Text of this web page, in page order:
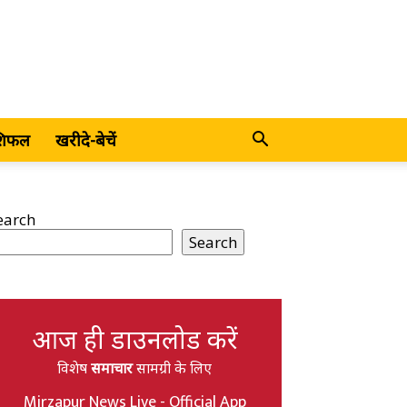
खरीदे-बेचें
Search
आज ही डाउनलोड करें
विशेषसमाचारसामग्री के लिए